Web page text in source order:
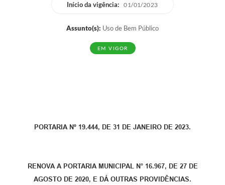
Início da vigência: 01/01/2023
Assunto(s): Uso de Bem Público
EM VIGOR
PORTARIA Nº 19.444, DE 31 DE JANEIRO DE 2023.
RENOVA A PORTARIA MUNICIPAL N° 16.967, DE 27 DE
AGOSTO DE 2020, E DÁ OUTRAS PROVIDÊNCIAS.